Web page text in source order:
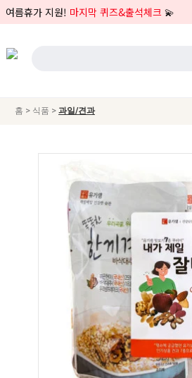
여름휴가 지원! 마지막 퀴즈&출석체크 💫
홈 > 식품 > 과일/견과